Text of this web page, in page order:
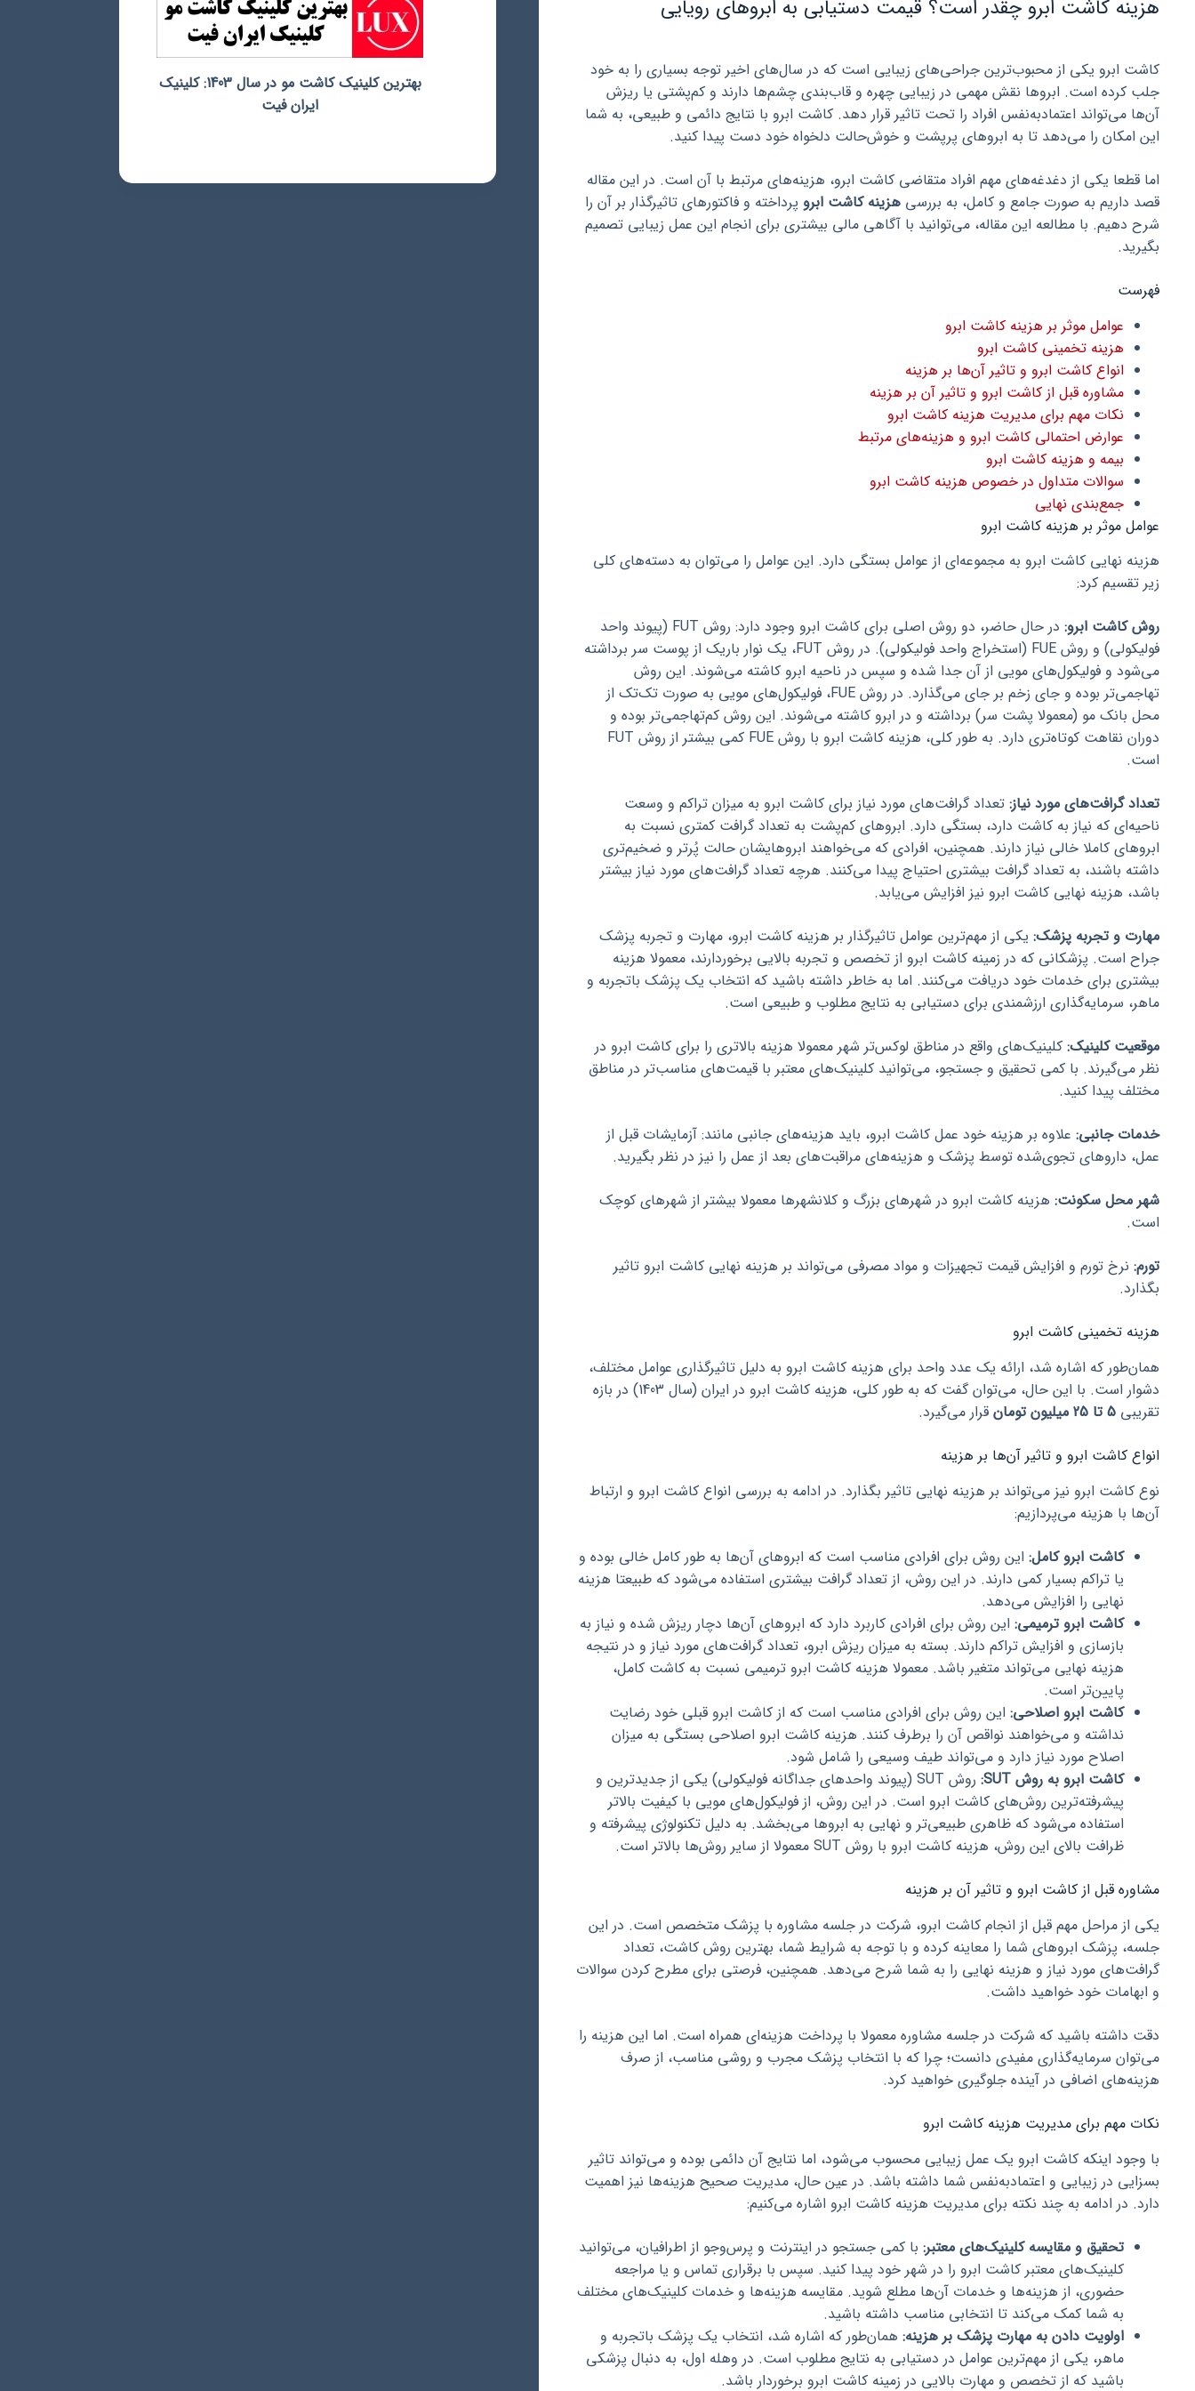
هزینه کاشت ابرو چقدر است؟ قیمت دستیابی به ابروهای رویایی
کاشت ابرو یکی از محبوب‌ترین جراحی‌های زیبایی است که در سال‌های اخیر توجه بسیاری را به خود
جلب کرده است. ابروها نقش مهمی در زیبایی چهره و قاب‌بندی چشم‌ها دارند و کم‌پشتی یا ریزش
آن‌ها می‌تواند اعتمادبه‌نفس افراد را تحت تاثیر قرار دهد. کاشت ابرو با نتایج دائمی و طبیعی، به شما
این امکان را می‌دهد تا به ابروهای پرپشت و خوش‌حالت دلخواه خود دست پیدا کنید.
اما قطعا یکی از دغدغه‌های مهم افراد متقاضی کاشت ابرو، هزینه‌های مرتبط با آن است. در این مقاله
قصد داریم به صورت جامع و کامل، به بررسی هزینه کاشت ابرو پرداخته و فاکتورهای تاثیرگذار بر آن را
شرح دهیم. با مطالعه این مقاله، می‌توانید با آگاهی مالی بیشتری برای انجام این عمل زیبایی تصمیم
بگیرید.
فهرست
عوامل موثر بر هزینه کاشت ابرو
هزینه تخمینی کاشت ابرو
انواع کاشت ابرو و تاثیر آن‌ها بر هزینه
مشاوره قبل از کاشت ابرو و تاثیر آن بر هزینه
نکات مهم برای مدیریت هزینه کاشت ابرو
عوارض احتمالی کاشت ابرو و هزینه‌های مرتبط
بیمه و هزینه کاشت ابرو
سوالات متداول در خصوص هزینه کاشت ابرو
جمع‌بندی نهایی
عوامل موثر بر هزینه کاشت ابرو
هزینه نهایی کاشت ابرو به مجموعه‌ای از عوامل بستگی دارد. این عوامل را می‌توان به دسته‌های کلی
زیر تقسیم کرد:
روش کاشت ابرو:
در حال حاضر، دو روش اصلی برای کاشت ابرو وجود دارد: روش FUT (پیوند واحد
فولیکولی) و روش FUE (استخراج واحد فولیکولی). در روش FUT، یک نوار باریک از پوست سر برداشته
می‌شود و فولیکول‌های مویی از آن جدا شده و سپس در ناحیه ابرو کاشته می‌شوند. این روش
تهاجمی‌تر بوده و جای زخم بر جای می‌گذارد. در روش FUE، فولیکول‌های مویی به صورت تک‌تک از
محل بانک مو (معمولا پشت سر) برداشته و در ابرو کاشته می‌شوند. این روش کم‌تهاجمی‌تر بوده و
دوران نقاهت کوتاه‌تری دارد. به طور کلی، هزینه کاشت ابرو با روش FUE کمی بیشتر از روش FUT
است.
تعداد گرافت‌های مورد نیاز: تعداد گرافت‌های مورد نیاز برای کاشت ابرو به میزان تراکم و وسعت
ناحیه‌ای که نیاز به کاشت دارد، بستگی دارد. ابروهای کم‌پشت به تعداد گرافت کمتری نسبت به
ابروهای کاملا خالی نیاز دارند. همچنین، افرادی که می‌خواهند ابروهایشان حالت پُرتر و ضخیم‌تری
داشته باشند، به تعداد گرافت بیشتری احتیاج پیدا می‌کنند. هرچه تعداد گرافت‌های مورد نیاز بیشتر
باشد، هزینه نهایی کاشت ابرو نیز افزایش می‌یابد.
مهارت و تجربه پزشک: یکی از مهم‌ترین عوامل تاثیرگذار بر هزینه کاشت ابرو، مهارت و تجربه پزشک
جراح است. پزشکانی که در زمینه کاشت ابرو از تخصص و تجربه بالایی برخوردارند، معمولا هزینه
بیشتری برای خدمات خود دریافت می‌کنند. اما به خاطر داشته باشید که انتخاب یک پزشک باتجربه و
ماهر، سرمایه‌گذاری ارزشمندی برای دستیابی به نتایج مطلوب و طبیعی است.
موقعیت کلینیک: کلینیک‌های واقع در مناطق لوکس‌تر شهر معمولا هزینه بالاتری را برای کاشت ابرو در
نظر می‌گیرند. با کمی تحقیق و جستجو، می‌توانید کلینیک‌های معتبر با قیمت‌های مناسب‌تر در مناطق
مختلف پیدا کنید.
خدمات جانبی: علاوه بر هزینه خود عمل کاشت ابرو، باید هزینه‌های جانبی مانند: آزمایشات قبل از
عمل، داروهای تجوی‌شده توسط پزشک و هزینه‌های مراقبت‌های بعد از عمل را نیز در نظر بگیرید.
شهر محل سکونت: هزینه کاشت ابرو در شهرهای بزرگ و کلانشهرها معمولا بیشتر از شهرهای کوچک
است.
تورم: نرخ تورم و افزایش قیمت تجهیزات و مواد مصرفی می‌تواند بر هزینه نهایی کاشت ابرو تاثیر
بگذارد.
هزینه تخمینی کاشت ابرو
همان‌طور که اشاره شد، ارائه یک عدد واحد برای هزینه کاشت ابرو به دلیل تاثیرگذاری عوامل مختلف،
دشوار است. با این حال، می‌توان گفت که به طور کلی، هزینه کاشت ابرو در ایران (سال 1403) در بازه
تقریبی 5 تا 25 میلیون تومان
قرار می‌گیرد.
انواع کاشت ابرو و تاثیر آن‌ها بر هزینه
نوع کاشت ابرو نیز می‌تواند بر هزینه نهایی تاثیر بگذارد. در ادامه به بررسی انواع کاشت ابرو و ارتباط
آن‌ها با هزینه می‌پردازیم:
کاشت ابرو کامل: این روش برای افرادی مناسب است که ابروهای آن‌ها به طور کامل خالی بوده و
یا تراکم بسیار کمی دارند. در این روش، از تعداد گرافت بیشتری استفاده می‌شود که طبیعتا هزینه
نهایی را افزایش می‌دهد.
کاشت ابرو ترمیمی: این روش برای افرادی کاربرد دارد که ابروهای آن‌ها دچار ریزش شده و نیاز به
بازسازی و افزایش تراکم دارند. بسته به میزان ریزش ابرو، تعداد گرافت‌های مورد نیاز و در نتیجه
هزینه نهایی می‌تواند متغیر باشد. معمولا هزینه کاشت ابرو ترمیمی نسبت به کاشت کامل،
پایین‌تر است.
کاشت ابرو اصلاحی: این روش برای افرادی مناسب است که از کاشت ابرو قبلی خود رضایت
نداشته و می‌خواهند نواقص آن را برطرف کنند. هزینه کاشت ابرو اصلاحی بستگی به میزان
اصلاح مورد نیاز دارد و می‌تواند طیف وسیعی را شامل شود.
کاشت ابرو به روش SUT:
روش SUT (پیوند واحدهای جداگانه فولیکولی) یکی از جدیدترین و
پیشرفته‌ترین روش‌های کاشت ابرو است. در این روش، از فولیکول‌های مویی با کیفیت بالاتر
استفاده می‌شود که ظاهری طبیعی‌تر و نهایی به ابروها می‌بخشد. به دلیل تکنولوژی پیشرفته و
ظرافت بالای این روش، هزینه کاشت ابرو با روش SUT معمولا از سایر روش‌ها بالاتر است.
مشاوره قبل از کاشت ابرو و تاثیر آن بر هزینه
یکی از مراحل مهم قبل از انجام کاشت ابرو، شرکت در جلسه مشاوره با پزشک متخصص است. در این
جلسه، پزشک ابروهای شما را معاینه کرده و با توجه به شرایط شما، بهترین روش کاشت، تعداد
گرافت‌های مورد نیاز و هزینه نهایی را به شما شرح می‌دهد. همچنین، فرصتی برای مطرح کردن سوالات
و ابهامات خود خواهید داشت.
دقت داشته باشید که شرکت در جلسه مشاوره معمولا با پرداخت هزینه‌ای همراه است. اما این هزینه را
می‌توان سرمایه‌گذاری مفیدی دانست؛ چرا که با انتخاب پزشک مجرب و روشی مناسب، از صرف
هزینه‌های اضافی در آینده جلوگیری خواهید کرد.
نکات مهم برای مدیریت هزینه کاشت ابرو
با وجود اینکه کاشت ابرو یک عمل زیبایی محسوب می‌شود، اما نتایج آن دائمی بوده و می‌تواند تاثیر
بسزایی در زیبایی و اعتمادبه‌نفس شما داشته باشد. در عین حال، مدیریت صحیح هزینه‌ها نیز اهمیت
دارد. در ادامه به چند نکته برای مدیریت هزینه کاشت ابرو اشاره می‌کنیم:
تحقیق و مقایسه کلینیک‌های معتبر: با کمی جستجو در اینترنت و پرس‌وجو از اطرافیان، می‌توانید
کلینیک‌های معتبر کاشت ابرو را در شهر خود پیدا کنید. سپس با برقراری تماس و یا مراجعه
حضوری، از هزینه‌ها و خدمات آن‌ها مطلع شوید. مقایسه هزینه‌ها و خدمات کلینیک‌های مختلف
به شما کمک می‌کند تا انتخابی مناسب داشته باشید.
اولویت دادن به مهارت پزشک بر هزینه: همان‌طور که اشاره شد، انتخاب یک پزشک باتجربه و
ماهر، یکی از مهم‌ترین عوامل در دستیابی به نتایج مطلوب است. در وهله اول، به دنبال پزشکی
باشید که از تخصص و مهارت بالایی در زمینه کاشت ابرو برخوردار باشد.
بهترین کلینیک کاشت مو در سال 1403: کلینیک
ایران فیت